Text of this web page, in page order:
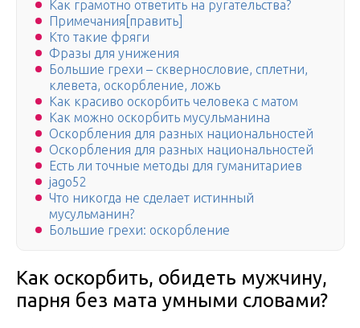
Как грамотно ответить на ругательства?
Примечания[править]
Кто такие фряги
Фразы для унижения
Большие грехи – сквернословие, сплетни,
клевета, оскорбление, ложь
Как красиво оскорбить человека с матом
Как можно оскорбить мусульманина
Оскорбления для разных национальностей
Оскорбления для разных национальностей
Есть ли точные методы для гуманитариев
jago52
Что никогда не сделает истинный
мусульманин?
Большие грехи: оскорбление
Как оскорбить, обидеть мужчину,
парня без мата умными словами?